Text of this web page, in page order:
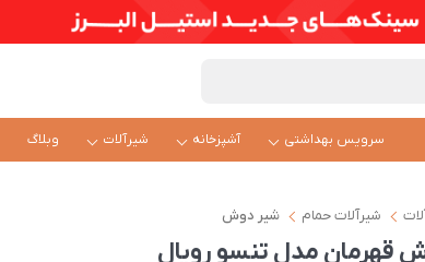
سرویس بهداشتی آشپزخانه شیرآلات وبلاگ
شیرآلات حمام شیر دوش
قهرمان مدل تنسو رویال